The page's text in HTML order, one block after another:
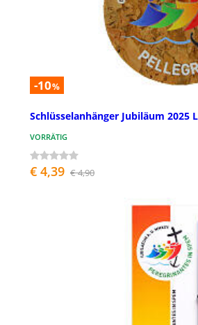
-10%
Schlüsselanhänger Jubiläum 2025
VORRÄTIG
€ 4,39 € 4,90